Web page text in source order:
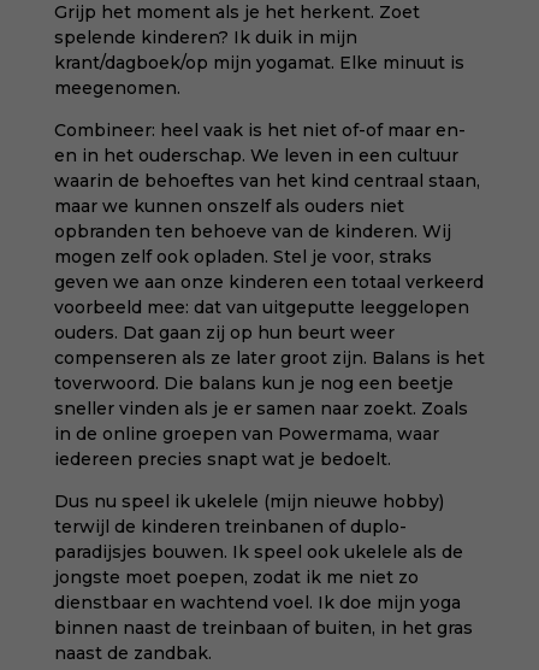
Grijp het moment als je het herkent. Zoet
spelende kinderen? Ik duik in mijn
krant/dagboek/op mijn yogamat. Elke minuut is
meegenomen.
Combineer: heel vaak is het niet of-of maar en-
en in het ouderschap. We leven in een cultuur
waarin de behoeftes van het kind centraal staan,
maar we kunnen onszelf als ouders niet
opbranden ten behoeve van de kinderen. Wij
mogen zelf ook opladen. Stel je voor, straks
geven we aan onze kinderen een totaal verkeerd
voorbeeld mee: dat van uitgeputte leeggelopen
ouders. Dat gaan zij op hun beurt weer
compenseren als ze later groot zijn. Balans is het
toverwoord. Die balans kun je nog een beetje
sneller vinden als je er samen naar zoekt. Zoals
in de online groepen van Powermama, waar
iedereen precies snapt wat je bedoelt.
Dus nu speel ik ukelele (mijn nieuwe hobby)
terwijl de kinderen treinbanen of duplo-
paradijsjes bouwen. Ik speel ook ukelele als de
jongste moet poepen, zodat ik me niet zo
dienstbaar en wachtend voel. Ik doe mijn yoga
binnen naast de treinbaan of buiten, in het gras
naast de zandbak.